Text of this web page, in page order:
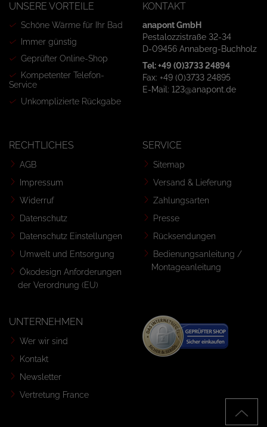
UNSERE VORTEILE
Schöne Wärme für Ihr Bad
Immer günstig
Geprüfter Online-Shop
Kompetenter Telefon-
Service
Unkomplizierte Rückgabe
KONTAKT
anapont GmbH
Pestalozzistraße 32-34
D-09456 Annaberg-Buchholz
Tel: +49 (0)3733 24894
Fax: +49 (0)3733 24895
E-Mail: 123@anapont.de
RECHTLICHES
AGB
Impressum
Widerruf
Datenschutz
Datenschutz Einstellungen
Umwelt und Entsorgung
Ökodesign Anforderungen
der Verordnung (EU)
SERVICE
Sitemap
Versand & Lieferung
Zahlungsarten
Presse
Rücksendungen
Bedienungsanleitung /
Montageanleitung
UNTERNEHMEN
Wer wir sind
Kontakt
Newsletter
Vertretung France